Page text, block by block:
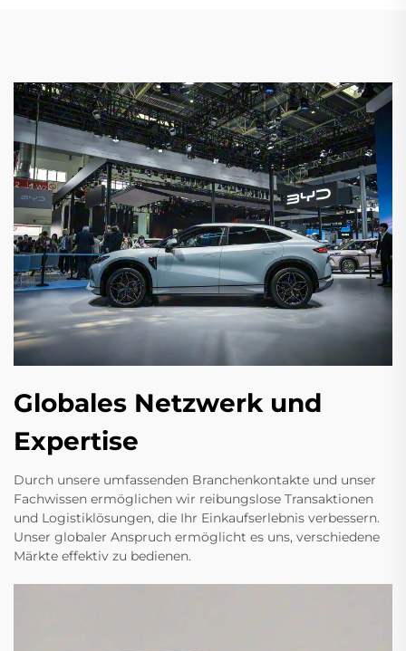
Globales Netzwerk und
Expertise
Durch unsere umfassenden Branchenkontakte und unser
Fachwissen ermöglichen wir reibungslose Transaktionen
und Logistiklösungen, die Ihr Einkaufserlebnis verbessern.
Unser globaler Anspruch ermöglicht es uns, verschiedene
Märkte effektiv zu bedienen.